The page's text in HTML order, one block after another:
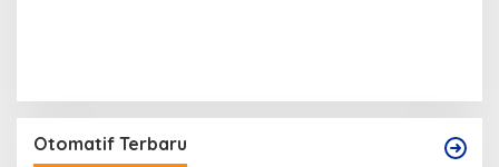
Otomatif Terbaru